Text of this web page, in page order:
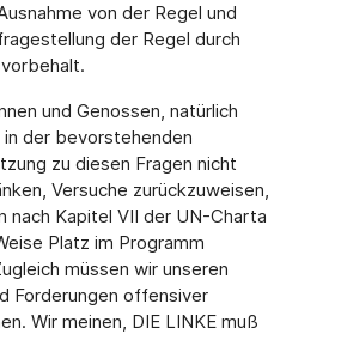
von der Regel und
der Regel durch
und Genossen, natürlich
in der bevorstehenden
zu diesen Fragen nicht
Versuche zurückzuweisen,
nach Kapitel VII der UN-Charta
Platz im Programm
müssen wir unseren
Forderungen offensiver
Wir meinen, DIE LINKE muß